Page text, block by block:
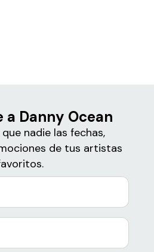
a Danny Ocean
nadie las fechas,
de tus artistas